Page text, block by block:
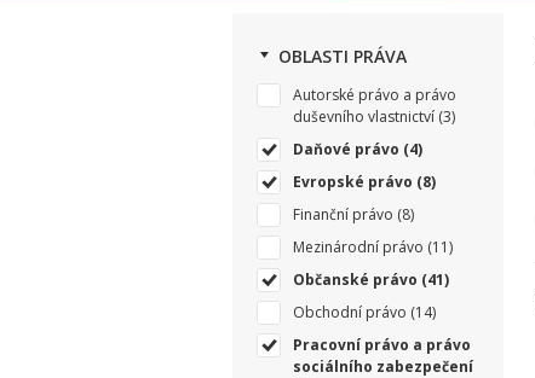
OBLASTI PRÁVA
Autorské právo a právo
duševního vlastnictví (3)
Daňové právo (4)
Evropské právo (8)
Finanční právo (8)
Mezinárodní právo (11)
Občanské právo (41)
Obchodní právo (14)
Pracovní právo a právo
sociálního zabezpečení